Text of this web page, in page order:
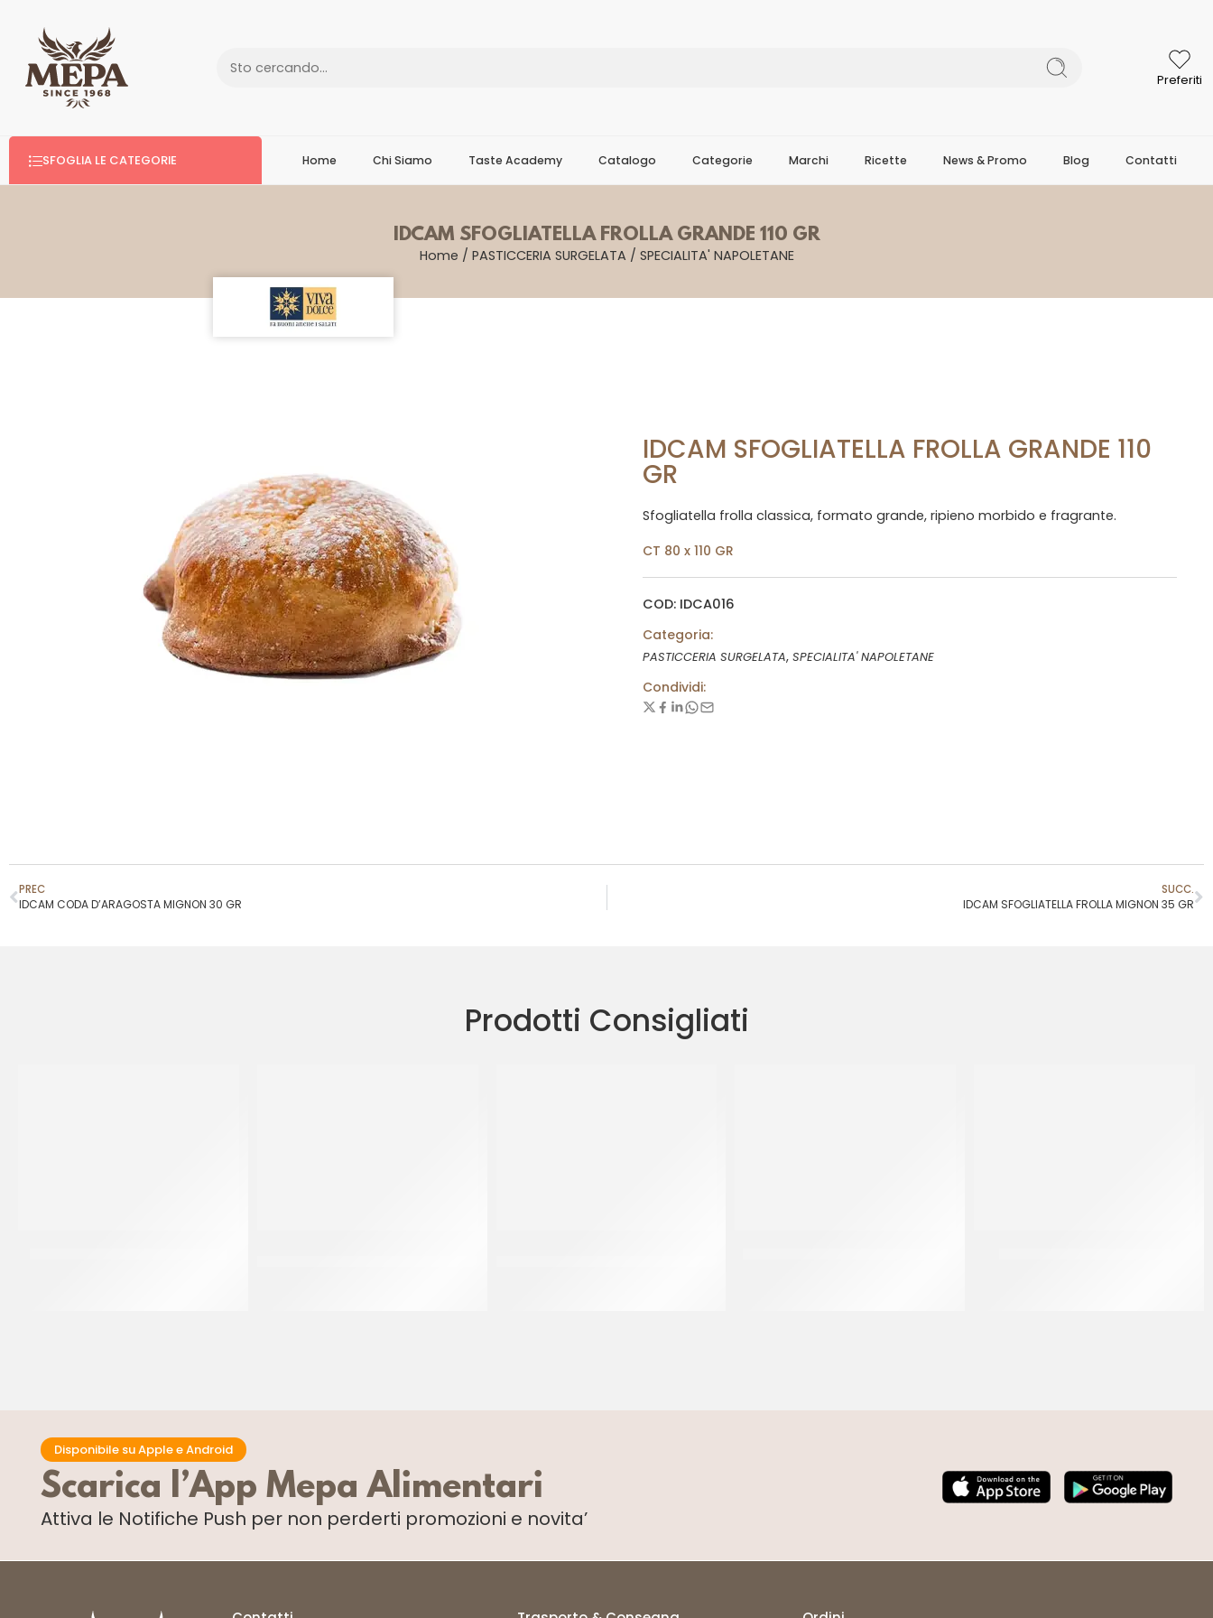
Preferiti
SFOGLIA LE CATEGORIE Home Chi Siamo Taste Academy Catalogo Categorie Marchi Ricette News & Promo Blog Contatti
IDCAM SFOGLIATELLA FROLLA GRANDE 110 GR
Home / PASTICCERIA SURGELATA / SPECIALITA' NAPOLETANE
IDCAM SFOGLIATELLA FROLLA GRANDE 110
GR
Sfogliatella frolla classica, formato grande, ripieno morbido e fragrante.
CT 80 x 110 GR
COD: IDCA016
Categoria:
PASTICCERIA SURGELATA, SPECIALITA' NAPOLETANE
Condividi:
PREC
IDCAM CODA D’ARAGOSTA MIGNON 30 GR
SUCC.
IDCAM SFOGLIATELLA FROLLA MIGNON 35 GR
Prodotti Consigliati
Disponibile su Apple e Android
Scarica l’App Mepa Alimentari
Attiva le Notifiche Push per non perderti promozioni e novita’